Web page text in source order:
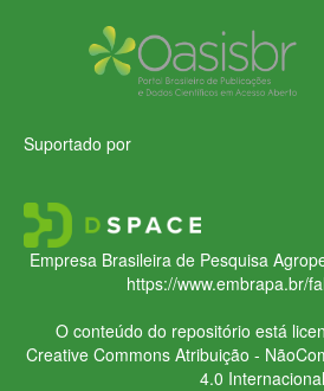
Suportado por
Empresa Brasileira de Pesquisa
https://www.embrapa.br/
O conteúdo do repositório está
Creative CommonsAtribuição -
4.0